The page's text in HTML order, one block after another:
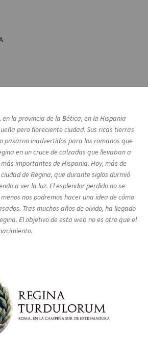
en la provincia de la Bética, en la Hispania
pero floreciente ciudad. Sus ricas tierras
pasaron inadvertidos para los romanos que
en un cruce de calzadas que llevaban a
importantes de Hispania. Hoy, más de
de Regina, que durante siglos durmió
a ver la luz. El esplendor perdido no se
nos podremos hacer una idea de cómo
Tras muchos años de olvido, ha llegado
El objetivo de esta web no es otro que el